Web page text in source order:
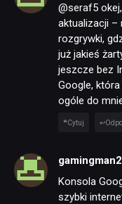
@seraf5
aktualizacji –
rozgrywki,
już jakieś
jeszcze bez
Google,
ogóle do
Cytuj
Konsola
szybki